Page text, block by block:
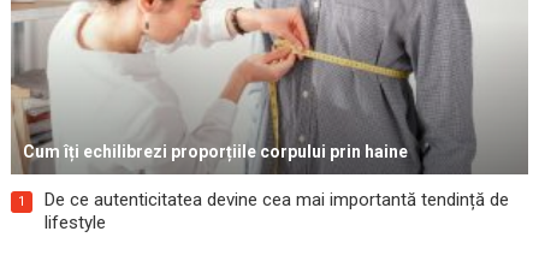
Cum îți echilibrezi proporțiile corpului prin haine
1
De ce autenticitatea devine cea mai importantă tendință de
lifestyle